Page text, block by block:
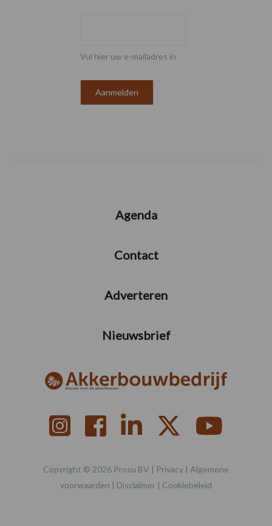
Vul hier uw e-mailadres in
Agenda
Contact
Adverteren
Nieuwsbrief
Copyright © 2026 Prosu BV | Privacy | Algemene
voorwaarden | Disclaimer | Cookiebeleid